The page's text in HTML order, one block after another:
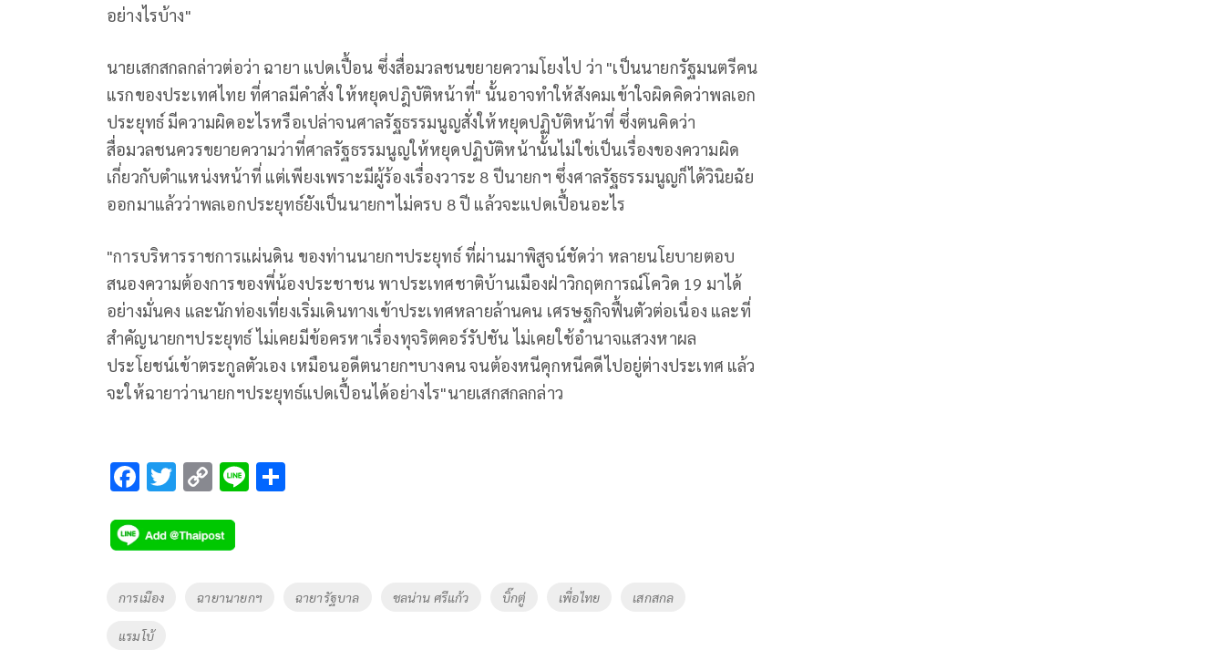
อย่างไรบ้าง"
นายเสกสกลกล่าวต่อว่า ฉายา แปดเปื้อน ซึ่งสื่อมวลชนขยายความโยงไป ว่า "เป็นนายกรัฐมนตรีคน
แรกของประเทศไทย ที่ศาลมีคำสั่ง ให้หยุดปฎิบัติหน้าที่" นั้นอาจทำให้สังคมเข้าใจผิดคิดว่าพลเอก
ประยุทธ์ มีความผิดอะไรหรือเปล่าจนศาลรัฐธรรมนูญสั่งให้หยุดปฏิบัติหน้าที่ ซึ่งตนคิดว่า
สื่อมวลชนควรขยายความว่าที่ศาลรัฐธรรมนูญให้หยุดปฏิบัติหน้านั้นไม่ใช่เป็นเรื่องของความผิด
เกี่ยวกับตำแหน่งหน้าที่ แต่เพียงเพราะมีผู้ร้องเรื่องวาระ 8 ปีนายกฯ ซึ่งศาลรัฐธรรมนูญก็ได้วินิยฉัย
ออกมาแล้วว่าพลเอกประยุทธ์ยังเป็นนายกฯไม่ครบ 8 ปี แล้วจะแปดเปื้อนอะไร
"การบริหารราชการแผ่นดิน ของท่านนายกฯประยุทธ์ ที่ผ่านมาพิสูจน์ชัดว่า หลายนโยบายตอบ
สนองความต้องการของพี่น้องประชาชน พาประเทศชาติบ้านเมืองฝ่าวิกฤตการณ์โควิด 19 มาได้
อย่างมั่นคง และนักท่องเที่ยงเริ่มเดินทางเข้าประเทศหลายล้านคน เศรษฐกิจฟื้นตัวต่อเนื่อง และที่
สำคัญนายกฯประยุทธ์ ไม่เคยมีข้อครหาเรื่องทุจริตคอร์รัปชัน ไม่เคยใช้อำนาจแสวงหาผล
ประโยชน์เข้าตระกูลตัวเอง เหมือนอดีตนายกฯบางคน จนต้องหนีคุกหนีคดีไปอยู่ต่างประเทศ แล้ว
จะให้ฉายาว่านายกฯประยุทธ์แปดเปื้อนได้อย่างไร"นายเสกสกลกล่าว
F
e
b
o
o
k
T
tt
er
C
p
y
Li
Li
Tags
การเมือง ฉายานายกฯ ฉายารัฐบาล ชลน่าน ศรีแก้ว บิ๊กตู่ เพื่อไทย เสกสกล
แรมโบ้